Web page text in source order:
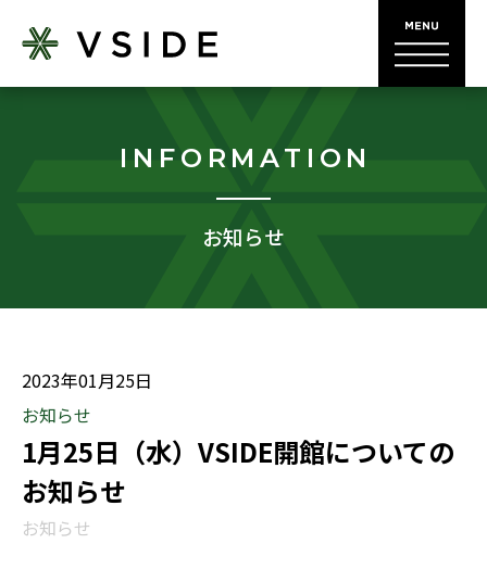
INFORMATION
お知らせ
2023年01月25日
お知らせ
1月25日（水）VSIDE開館についての
お知らせ
お知らせ